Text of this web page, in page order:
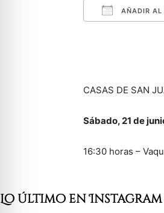
AÑADIR AL
CASAS DE SAN
Sábado, 21 de
16:30 horas –
Lo último en Instagram